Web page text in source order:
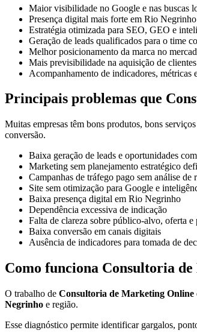
Maior visibilidade no Google e nas buscas
Presença digital mais forte em Rio
Estratégia otimizada para SEO, GEO e
Geração de leads qualificados para o time
Melhor posicionamento da marca no
Mais previsibilidade na aquisição de clientes
Acompanhamento de indicadores, métricas
Principais problemas que
Muitas empresas têm bons produtos, bons
conversão.
Baixa geração de leads e oportunidades
Marketing sem planejamento estratégico
Campanhas de tráfego pago sem análise de
Site sem otimização para Google e
Baixa presença digital em Rio Negrinho
Dependência excessiva de indicação
Falta de clareza sobre público-alvo, oferta e
Baixa conversão em canais digitais
Ausência de indicadores para tomada de
Como funciona Consultoria
O trabalho de Consultoria de Marketing Online
Negrinho e região.
Esse diagnóstico permite identificar gargalos,